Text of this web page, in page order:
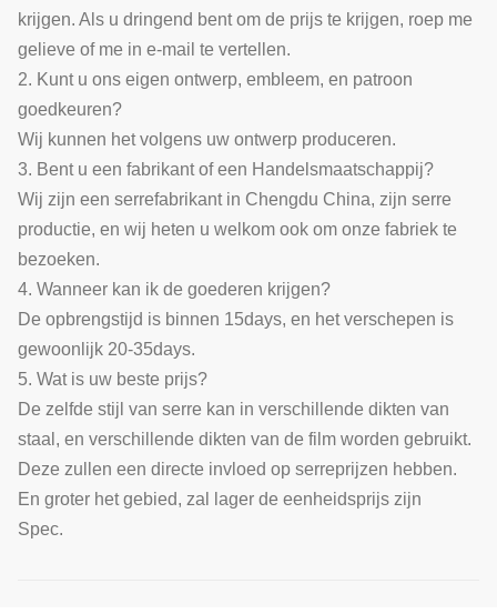
krijgen. Als u dringend bent om de prijs te krijgen, roep me
gelieve of me in e-mail te vertellen.
2. Kunt u ons eigen ontwerp, embleem, en patroon
goedkeuren?
Wij kunnen het volgens uw ontwerp produceren.
3. Bent u een fabrikant of een Handelsmaatschappij?
Wij zijn een serrefabrikant in Chengdu China, zijn serre
productie, en wij heten u welkom ook om onze fabriek te
bezoeken.
4. Wanneer kan ik de goederen krijgen?
De opbrengstijd is binnen 15days, en het verschepen is
gewoonlijk 20-35days.
5. Wat is uw beste prijs?
De zelfde stijl van serre kan in verschillende dikten van
staal, en verschillende dikten van de film worden gebruikt.
Deze zullen een directe invloed op serreprijzen hebben.
En groter het gebied, zal lager de eenheidsprijs zijn
Spec.